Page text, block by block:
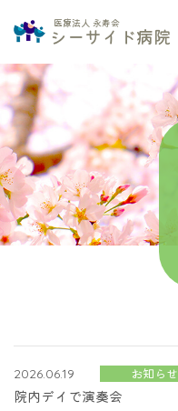
医療法人 永寿会
シーサイド病院
2026.06.19 お知らせ
院内デイで演奏会